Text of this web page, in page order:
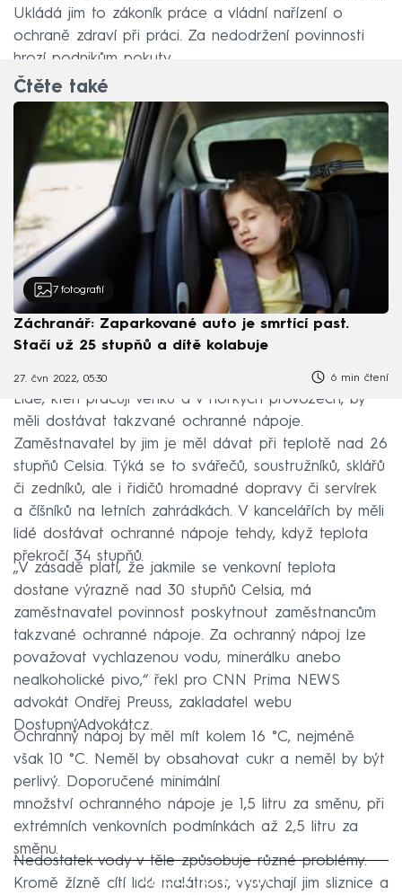
Ukládá jim to zákoník práce a vládní nařízení o
ochraně zdraví při práci. Za nedodržení povinnosti
hrozí podnikům pokuty.
Čtěte také
7 fotografií
Záchranář: Zaparkované auto je smrtící past.
Stačí už 25 stupňů a dítě kolabuje
27. čvn 2022, 05:30 6 min čtení
Lidé, kteří pracují venku a v horkých provozech, by
měli dostávat takzvané ochranné nápoje.
Zaměstnavatel by jim je měl dávat při teplotě nad 26
stupňů Celsia. Týká se to svářečů, soustružníků, sklářů
či zedníků, ale i řidičů hromadné dopravy či servírek
a číšníků na letních zahrádkách. V kancelářích by měli
lidé dostávat ochranné nápoje tehdy, když teplota
překročí 34 stupňů.
„V zásadě platí, že jakmile se venkovní teplota
dostane výrazně nad 30 stupňů Celsia, má
zaměstnavatel povinnost poskytnout zaměstnancům
takzvané ochranné nápoje. Za ochranný nápoj lze
považovat vychlazenou vodu, minerálku anebo
nealkoholické pivo,“ řekl pro CNN Prima NEWS
advokát Ondřej Preuss, zakladatel webu
DostupnýAdvokát.cz.
Ochranný nápoj by měl mít kolem 16 °C, nejméně
však 10 °C. Neměl by obsahovat cukr a neměl by být
perlivý. Doporučené minimální
množství ochranného nápoje je 1,5 litru za směnu, při
extrémních venkovních podmínkách až 2,5 litru za
směnu.
Failed to fetch
Nedostatek vody v těle způsobuje různé problémy.
Kromě žízně cítí lidé malátnost, vysychají jim sliznice a